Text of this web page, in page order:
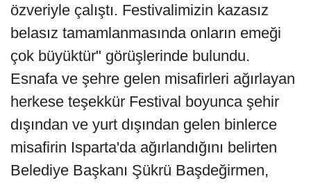
özveriyle çalıştı. Festivalimizin kazasız
belasız tamamlanmasında onların emeği
çok büyüktür" görüşlerinde bulundu.
Esnafa ve şehre gelen misafirleri ağırlayan
herkese teşekkür Festival boyunca şehir
dışından ve yurt dışından gelen binlerce
misafirin Isparta'da ağırlandığını belirten
Belediye Başkanı Şükrü Başdeğirmen,